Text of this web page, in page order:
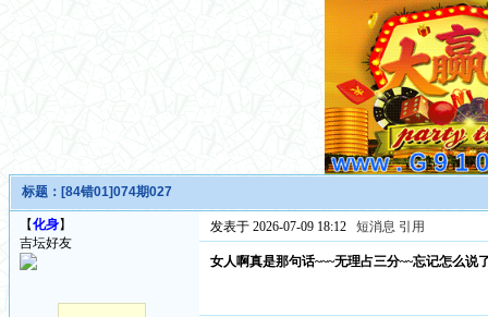
标题： [84错01]074期027
【化身】
吉坛好友
发表于 2026-07-09 18:12 短消息 引用
女人啊真是那句话~~~无理占三分~~忘记怎么说